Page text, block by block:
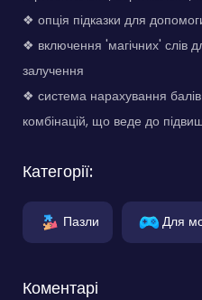
❖ опція підказки для
❖ включення 'магічних' слів
залучення
❖ система нарахування
комбінацій, що веде до
Категорії:
Пазли Для
Коментарі